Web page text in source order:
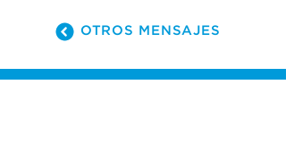
OTROS MENSAJES